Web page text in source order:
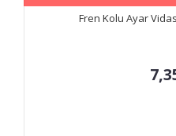
Fren Kolu Ayar